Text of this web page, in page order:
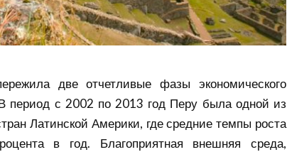
две отчетливые фазы экономического
период с 2002 по 2013 год Перу была одной из
Латинской Америки, где средние темпы роста
в год. Благоприятная внешняя среда,